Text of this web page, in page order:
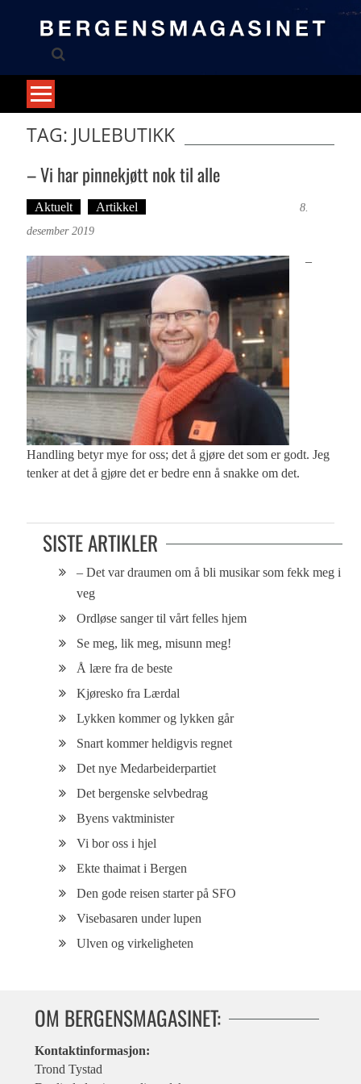
TAG: JULEBUTIKK
– Vi har pinnekjøtt nok til alle
Aktuelt Artikkel
8.
desember 2019
–
Handling betyr mye for oss; det å gjøre det som er godt. Jeg
tenker at det å gjøre det er bedre enn å snakke om det.
SISTE ARTIKLER
– Det var draumen om å bli musikar som fekk meg i
veg
Ordløse sanger til vårt felles hjem
Se meg, lik meg, misunn meg!
Å lære fra de beste
Kjøresko fra Lærdal
Lykken kommer og lykken går
Snart kommer heldigvis regnet
Det nye Medarbeiderpartiet
Det bergenske selvbedrag
Byens vaktminister
Vi bor oss i hjel
Ekte thaimat i Bergen
Den gode reisen starter på SFO
Visebasaren under lupen
Ulven og virkeligheten
OM BERGENSMAGASINET:
Kontaktinformasjon:
Trond Tystad